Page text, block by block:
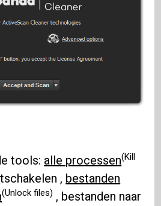
tools: alle processen(Kill
, bestanden
(Unlock files) , bestanden naar